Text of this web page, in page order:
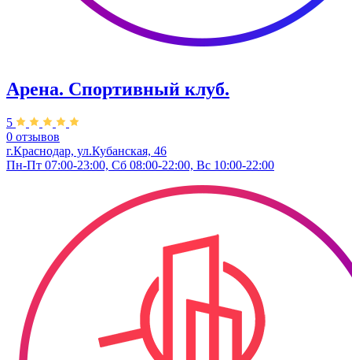
Арена. Спортивный клуб.
5
0 отзывов
г.Краснодар, ул.Кубанская, 46
Пн-Пт 07:00-23:00, Сб 08:00-22:00, Вс 10:00-22:00